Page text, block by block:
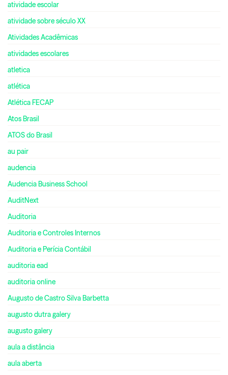
atividade escolar
atividade sobre século XX
Atividades Acadêmicas
atividades escolares
atletica
atlética
Atlética FECAP
Atos Brasil
ATOS do Brasil
au pair
audencia
Audencia Business School
AuditNext
Auditoria
Auditoria e Controles Internos
Auditoria e Perícia Contábil
auditoria ead
auditoria online
Augusto de Castro Silva Barbetta
augusto dutra galery
augusto galery
aula a distância
aula aberta